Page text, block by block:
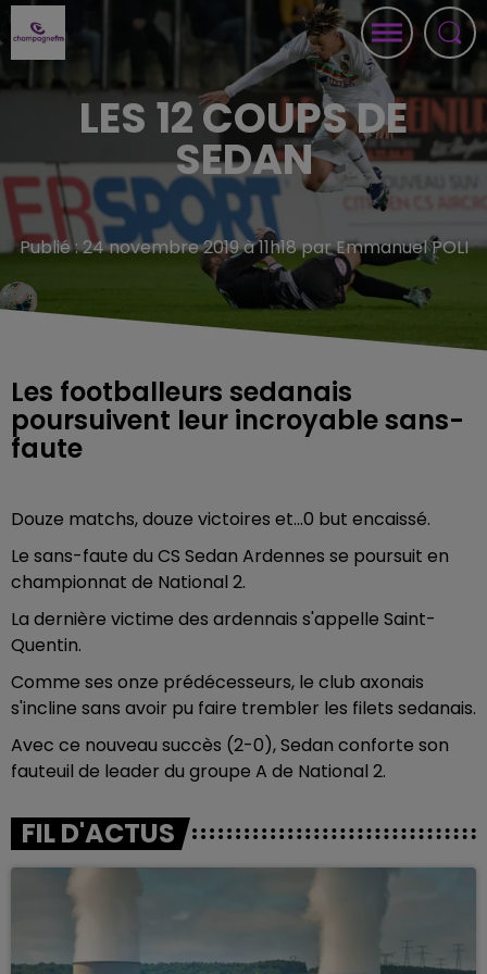
LES 12 COUPS DE
SEDAN
Publié : 24 novembre 2019 à 11h18 par Emmanuel POLI
Les footballeurs sedanais
poursuivent leur incroyable sans-
faute
Douze matchs, douze victoires et...0 but encaissé.
Le sans-faute du CS Sedan Ardennes se poursuit en
championnat de National 2.
La dernière victime des ardennais s'appelle Saint-
Quentin.
Comme ses onze prédécesseurs, le club axonais
s'incline sans avoir pu faire trembler les filets sedanais.
Avec ce nouveau succès (2-0), Sedan conforte son
fauteuil de leader du groupe A de National 2.
FIL D'ACTUS